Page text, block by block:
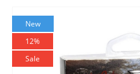
New
12%
Sale